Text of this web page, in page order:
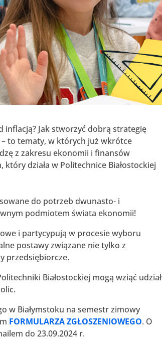
inflacją? Jak stworzyć dobrą strategię
to tematy, w których już wkrótce
z zakresu ekonomii i finansów
działa w Politechnice Białostockiej
do potrzeb dwunasto- i
podmiotem świata ekonomii!
i partycypują w procesie wyboru
postawy związane nie tylko z
przedsiębiorcze.
Białostockiej mogą wziąć udział
w Białymstoku na semestr zimowy
FORMULARZA ZGŁOSZENIOWEGO. O
do 23.09.2024 r.